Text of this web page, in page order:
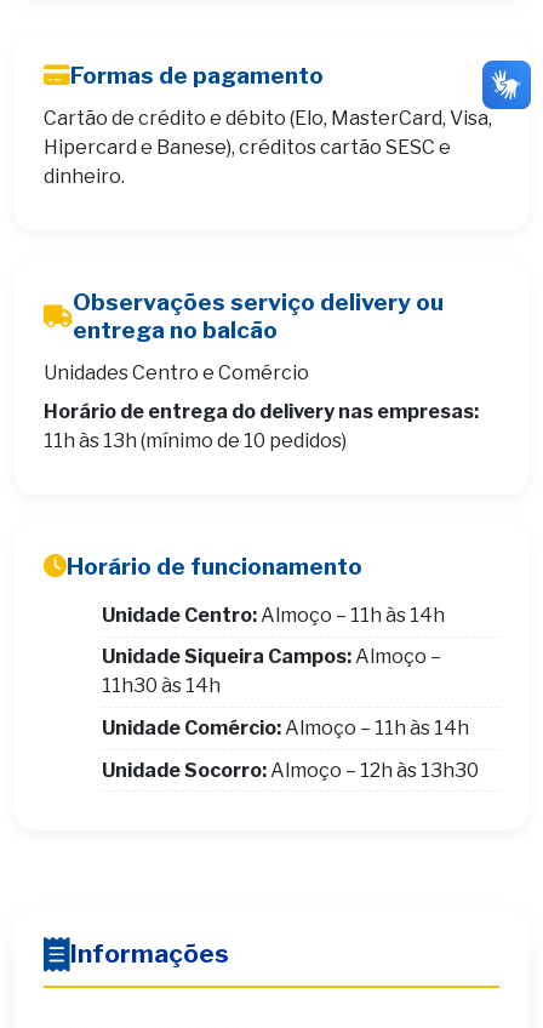
Formas de pagamento
Cartão de crédito e débito (Elo, MasterCard, Visa,
Hipercard e Banese), créditos cartão SESC e
dinheiro.
Observações serviço delivery ou
entrega no balcão
Unidades Centro e Comércio
Horário de entrega do delivery nas empresas:
11h às 13h (mínimo de 10 pedidos)
Horário de funcionamento
Unidade Centro: Almoço – 11h às 14h
Unidade Siqueira Campos:Almoço –
11h30 às 14h
Unidade Comércio:Almoço – 11h às 14h
Unidade Socorro: Almoço – 12h às 13h30
Informações